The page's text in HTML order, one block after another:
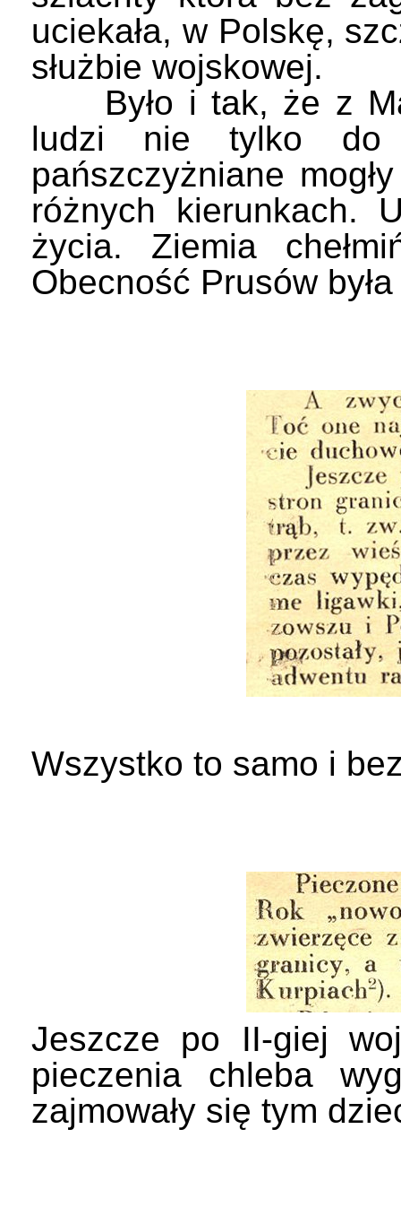
uciekała, w Polskę,
służbie wojskowej.
Było i tak, że z
ludzi nie tylko do
pańszczyżniane
różnych kierunkach.
życia. Ziemia
Obecność Prusów
Wszystko to samo i
Jeszcze po II-giej
pieczenia chleba
zajmowały się tym